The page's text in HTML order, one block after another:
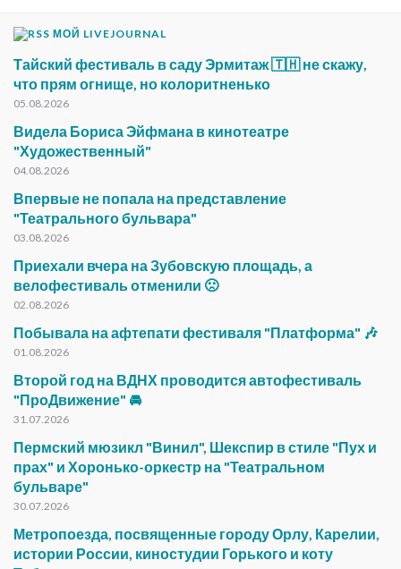
МОЙ LIVEJOURNAL
Тайский фестиваль в саду Эрмитаж 🇹🇭 не скажу,
что прям огнище, но колоритненько
05.08.2026
Видела Бориса Эйфмана в кинотеатре
"Художественный"
04.08.2026
Впервые не попала на представление
"Театрального бульвара"
03.08.2026
Приехали вчера на Зубовскую площадь, а
велофестиваль отменили 🙁
02.08.2026
Побывала на афтепати фестиваля "Платформа" 🎶
01.08.2026
Второй год на ВДНХ проводится автофестиваль
"ПроДвижение" 🚘
31.07.2026
Пермский мюзикл "Винил", Шекспир в стиле "Пух и
прах" и Хоронько-оркестр на "Театральном
бульваре"
30.07.2026
Метропоезда, посвященные городу Орлу, Карелии,
истории России, киностудии Горького и коту